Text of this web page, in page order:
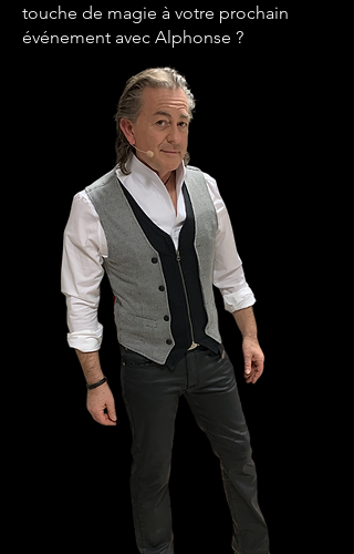
touche de magie à votre prochain
événement avec Alphonse ?